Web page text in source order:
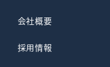
会社概要
採用情報